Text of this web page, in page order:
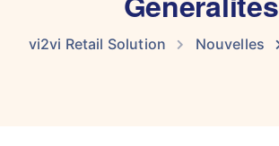
vi2vi Retail Solution Nouvelles